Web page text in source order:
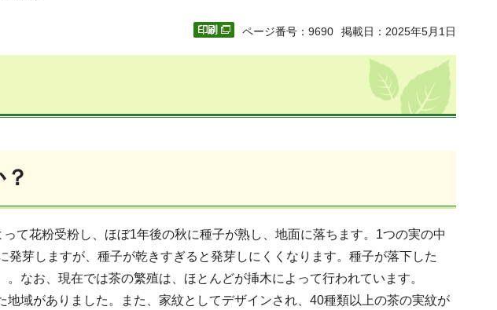
ページ番号：9690 掲載日：2025年5月1日
て花粉受粉し、ほぼ1年後の秋に種子が熟し、地面に落ちます。1つの実の中
芽しますが、種子が乾きすぎると発芽しにくくなります。種子が落下した
なお、現在では茶の繁殖は、ほとんどが挿木によって行われています。
域がありました。また、家紋としてデザインされ、40種類以上の茶の実紋が